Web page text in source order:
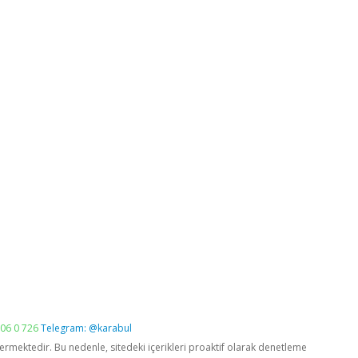
0 726Telegram: @karabul
Bu nedenle, sitedeki içerikleri proaktif olarak denetleme